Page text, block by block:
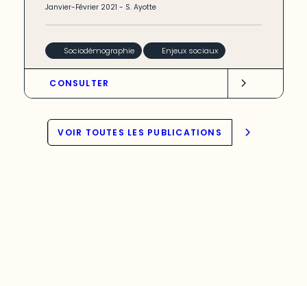
Janvier-Février 2021- S. Ayotte
Sociodémographie Enjeux sociaux
CONSULTER
VOIR TOUTES LES PUBLICATIONS